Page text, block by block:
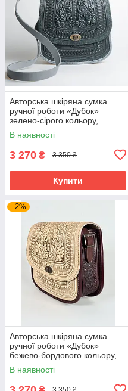
Авторська шкіряна сумка
ручної роботи «Дубок»
зелено-сірого кольору,
25×26×10 см
В наявності
3 270 ₴ 3 350 ₴
Купити
–2%
Авторська шкіряна сумка
ручної роботи «Дубок»
бежево-бордового кольору,
25×26×10 см
В наявності